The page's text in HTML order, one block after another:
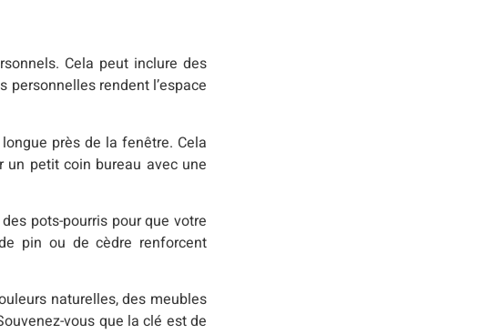
Cela peut inclure des
rendent l’espace
près de la fenêtre. Cela
petit coin bureau avec une
pots-pourris pour que votre
pin ou de cèdre renforcent
naturelles, des meubles
vous que la clé est de